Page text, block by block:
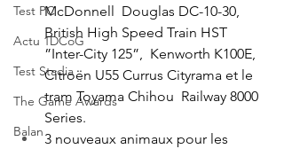
Test PC
Actu 1DCoG
Test Stadia
The Game Awards
Balan
McDonnell  Douglas DC-10-30,
British High Speed Train HST
”Inter-City 125”,  Kenworth K100E,
Citroën U55 Currus Cityrama et le
tram Toyama Chihou  Railway 8000
Series.
3 nouveaux animaux pour les